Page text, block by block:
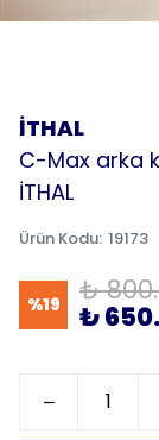
İTHAL
C-Max arka
İTHAL
Ürün Kodu: 19173
%19 ₺
₺